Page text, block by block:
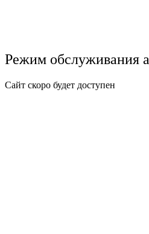
Режим обслуживания
Сайт скоро будет доступен